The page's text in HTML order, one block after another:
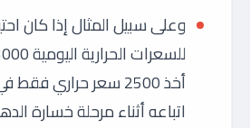
وعلى سبيل المثال إذا كان
أخذ 2500 سعر حراري
اتباعه أثناء مرحلة خسارة